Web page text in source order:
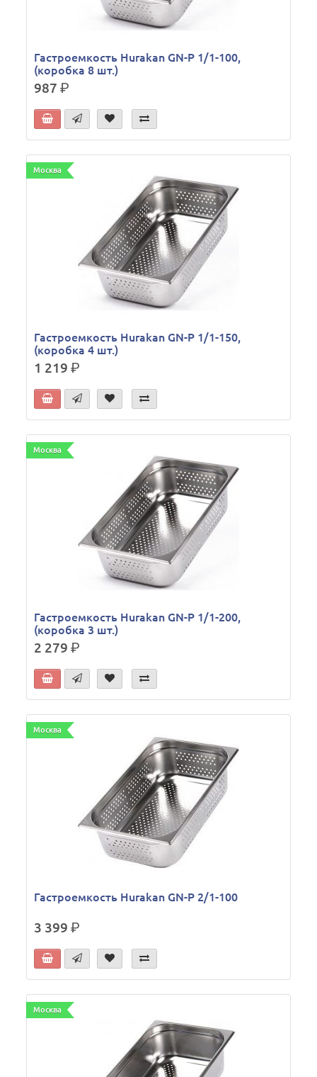
Гастроемкость Hurakan GN-P 1/1-100,
(коробка 8 шт.)
987р.
Москва
Гастроемкость Hurakan GN-P 1/1-150,
(коробка 4 шт.)
1 219р.
Москва
Гастроемкость Hurakan GN-P 1/1-200,
(коробка 3 шт.)
2 279р.
Москва
Гастроемкость Hurakan GN-P 2/1-100
3 399р.
Москва